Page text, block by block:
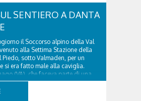
SENTIERO A DANTA
il Soccorso alpino della Val
alla Settima Stazione della
Piedo, sotto Valmaden, per un
si era fatto male alla caviglia.
(VA), che faceva parte di una
riportato un trauma...